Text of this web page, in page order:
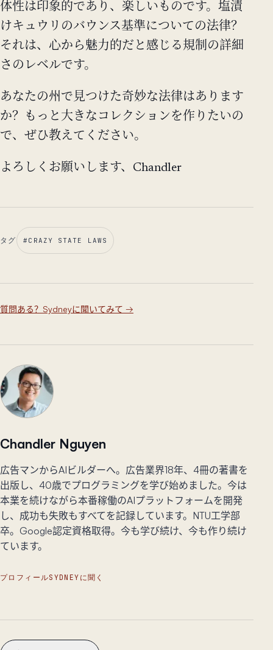
体性は印象的であり、楽しいものです。塩漬
けキュウリのバウンス基準についての法律？
それは、心から魅力的だと感じる規制の詳細
さのレベルです。
あなたの州で見つけた奇妙な法律はあります
か？もっと大きなコレクションを作りたいの
で、ぜひ教えてください。
よろしくお願いします、Chandler
タグ #CRAZY STATE LAWS
質問ある？Sydneyに聞いてみて →
Chandler Nguyen
広告マンからAIビルダーへ。広告業界18年、4冊の著書を
出版し、40歳でプログラミングを学び始めました。今は
本業を続けながら本番稼働のAIプラットフォームを開発
し、成功も失敗もすべてを記録しています。NTU工学部
卒。Google認定資格取得。今も学び続け、今も作り続け
ています。
プロフィールSYDNEYに聞く